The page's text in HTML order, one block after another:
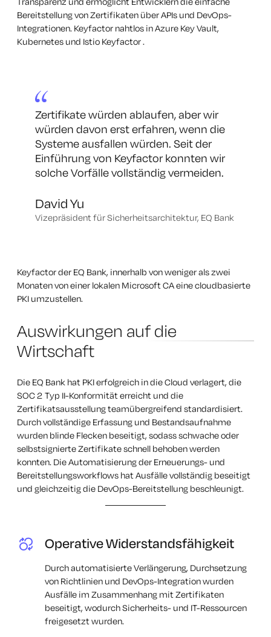
Bereitstellung von Zertifikaten über APIs und DevOps-
Integrationen. Keyfactor nahtlos in Azure Key Vault,
Kubernetes und Istio Keyfactor .
Zertifikate würden ablaufen, aber wir
würden davon erst erfahren, wenn die
Systeme ausfallen würden. Seit der
Einführung von Keyfactor konnten wir
solche Vorfälle vollständig vermeiden.
David Yu
Vizepräsident für Sicherheitsarchitektur, EQ Bank
Keyfactor der EQ Bank, innerhalb von weniger als zwei
Monaten von einer lokalen Microsoft CA eine cloudbasierte
PKI umzustellen.
Auswirkungen auf die
Wirtschaft
Die EQ Bank hat PKI erfolgreich in die Cloud verlagert, die
SOC 2 Typ II-Konformität erreicht und die
Zertifikatsausstellung teamübergreifend standardisiert.
Durch vollständige Erfassung und Bestandsaufnahme
wurden blinde Flecken beseitigt, sodass schwache oder
selbstsignierte Zertifikate schnell behoben werden
konnten. Die Automatisierung der Erneuerungs- und
Bereitstellungsworkflows hat Ausfälle vollständig beseitigt
und gleichzeitig die DevOps-Bereitstellung beschleunigt.
Operative Widerstandsfähigkeit
Durch automatisierte Verlängerung, Durchsetzung
von Richtlinien und DevOps-Integration wurden
Ausfälle im Zusammenhang mit Zertifikaten
beseitigt, wodurch Sicherheits- und IT-Ressourcen
freigesetzt wurden.